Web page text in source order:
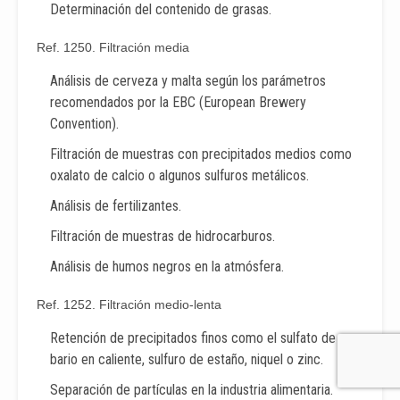
Determinación del contenido de grasas.
Ref. 1250. Filtración media
Análisis de cerveza y malta según los parámetros
recomendados por la EBC (European Brewery
Convention).
Filtración de muestras con precipitados medios como
oxalato de calcio o algunos sulfuros metálicos.
Análisis de fertilizantes.
Filtración de muestras de hidrocarburos.
Análisis de humos negros en la atmósfera.
Ref. 1252. Filtración medio-lenta
Retención de precipitados finos como el sulfato de
bario en caliente, sulfuro de estaño, niquel o zinc.
Separación de partículas en la industria alimentaria.